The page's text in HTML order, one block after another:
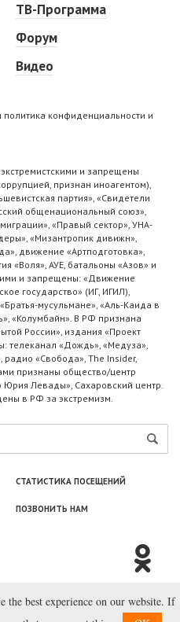
ТВ-Программа
Форум
Видео
политика конфиденциальности и
и запрещены
признан иноагентом),
партия», «Свидетели
общенациональный союз»,
«Правый сектор», УНА-
«Мизантропик дивижн»,
движение «Артподготовка»,
«Воля», АУЕ, батальоны «Азов» и
и запрещены: «Движение
государство» (ИГ, ИГИЛ),
мусульмане», «Аль-Каида в
«Колумбайн». В РФ признана
России», издания «Проект
телеканал «Дождь», «Медуза»,
радио «Свобода», The Insider,
признаны общество/центр
Левады», Сахаровский центр.
в РФ за экстремизм.
СТАТИСТИКА ПОСЕЩЕНИЙ
ПОЗВОНИТЬ НАМ
2003—2026.
the best experience on our website. If